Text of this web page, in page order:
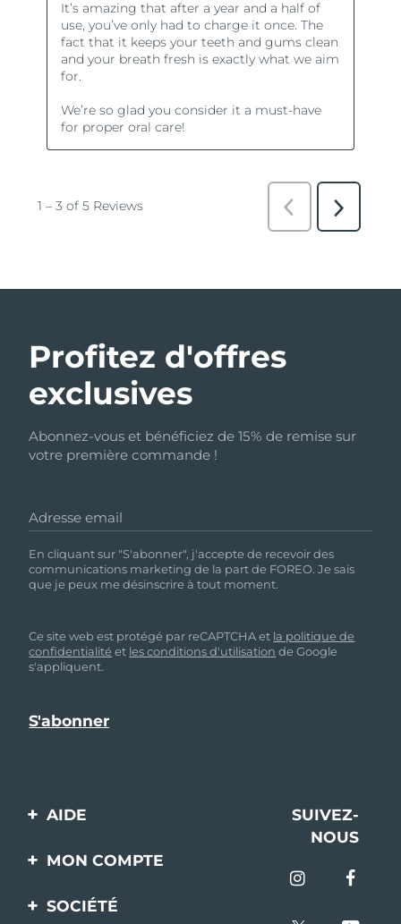
Profitez d'offres
exclusives
Abonnez-vous et bénéficiez de 15% de remise sur
votre première commande !
Adresse email
En cliquant sur "S'abonner", j'accepte de recevoir des
communications marketing de la part de FOREO. Je sais
que je peux me désinscrire à tout moment.
Ce site web est protégé par reCAPTCHA et la politique de
confidentialité et les conditions d'utilisation de Google
s'appliquent.
AIDE
Contactez-nous
livraisons
SUIVEZ-
NOUS
MON COMPTE
Enregistrement produit
SOCIÉTÉ